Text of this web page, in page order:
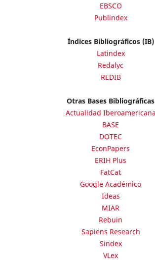
EBSCO
Publindex
Índices Bibliográficos (IB)
Latindex
Redalyc
REDIB
Otras Bases Bibliográficas
Actualidad Iberoamericana
BASE
DOTEC
EconPapers
ERIH Plus
FatCat
Google Académico
Ideas
MIAR
Rebuin
Sapiens Research
Sindex
VLex